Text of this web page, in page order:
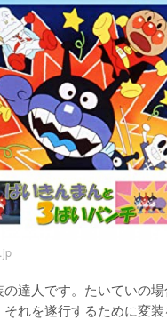
達人です。たいていの
れを遂行するために変